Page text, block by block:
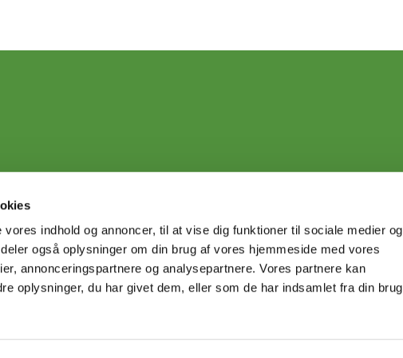
indhold og annoncer, til at vise dig funktioner til sociale medier og
også oplysninger om din brug af vores hjemmeside med vores
annonceringspartnere og analysepartnere. Vores partnere kan
oplysninger, du har givet dem, eller som de har indsamlet fra din brug